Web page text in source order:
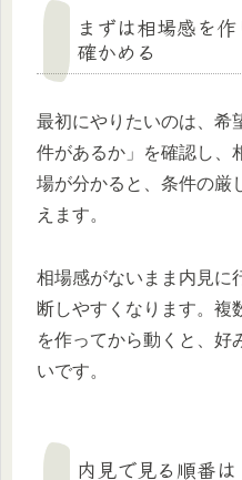
まずは相場感を
確かめる
最初にやりたいのは、希
件があるか」を確認し、
場が分かると、条件の厳
えます。
相場感がないまま内見に
断しやすくなります。複
を作ってから動くと、好
いです。
内見で見る順番